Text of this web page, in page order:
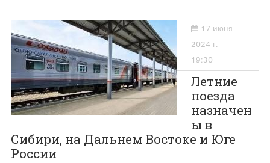
17 июня
2024 г. —
19:30
Летние
поезда
назначен
ы в
Сибири, на Дальнем Востоке и Юге
России